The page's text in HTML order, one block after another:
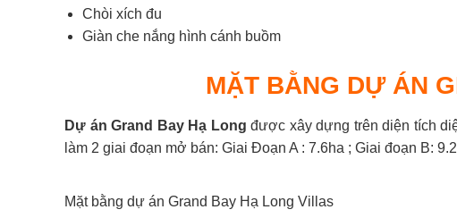
Chòi xích đu
Giàn che nắng hình cánh buồm
MẶT BẰNG DỰ ÁN
Dự án Grand Bay Hạ Long được xây dựng trên diện tích
làm 2 giai đoạn mở bán: Giai Đoạn A : 7.6ha ; Giai đoạn B:
Mặt bằng dự án Grand Bay Hạ Long Villas